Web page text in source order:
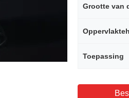
Grootte van
Toepassing